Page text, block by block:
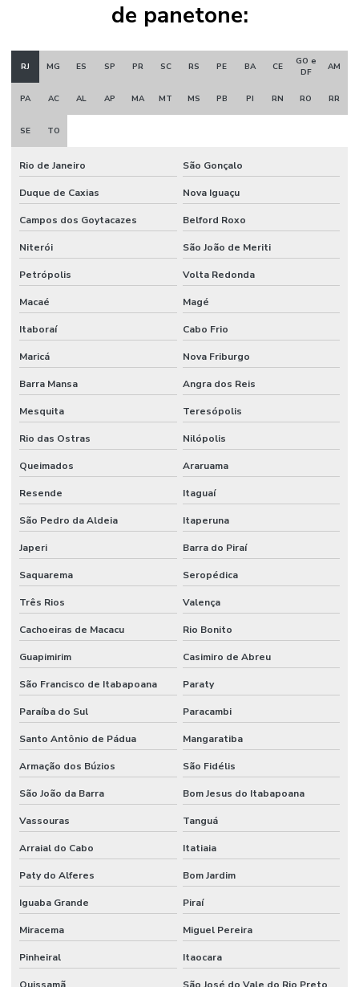
de panetone:
RJ MG ES SP PR SC RS PE BA CE
GO e
DF
AM
PA AC AL AP MA MT MS PB PI RN RO RR
SE TO
Rio de Janeiro São Gonçalo
Duque de Caxias Nova Iguaçu
Campos dos Goytacazes Belford Roxo
Niterói São João de Meriti
Petrópolis Volta Redonda
Macaé Magé
Itaboraí Cabo Frio
Maricá Nova Friburgo
Barra Mansa Angra dos Reis
Mesquita Teresópolis
Rio das Ostras Nilópolis
Queimados Araruama
Resende Itaguaí
São Pedro da Aldeia Itaperuna
Japeri Barra do Piraí
Saquarema Seropédica
Três Rios Valença
Cachoeiras de Macacu Rio Bonito
Guapimirim Casimiro de Abreu
São Francisco de Itabapoana Paraty
Paraíba do Sul Paracambi
Santo Antônio de Pádua Mangaratiba
Armação dos Búzios São Fidélis
São João da Barra Bom Jesus do Itabapoana
Vassouras Tanguá
Arraial do Cabo Itatiaia
Paty do Alferes Bom Jardim
Iguaba Grande Piraí
Miracema Miguel Pereira
Pinheiral Itaocara